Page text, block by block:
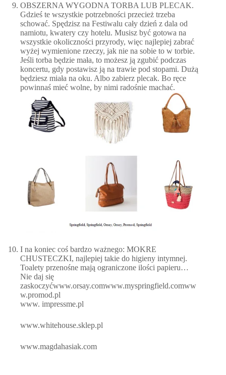
OBSZERNA WYGODNA TORBA LUB PLECAK.
Gdzieś te wszystkie potrzebności przecież trzeba
schować. Spędzisz na Festiwalu cały dzień z dala od
namiotu, kwatery czy hotelu. Musisz być gotowa na
wszystkie okoliczności przyrody, więc najlepiej zabrać
wyżej wymienione rzeczy, jak nie na sobie to w torbie.
Jeśli torba będzie mała, to możesz ją zgubić podczas
koncertu, gdy postawisz ją na trawie pod stopami. Dużą
będziesz miała na oku. Albo zabierz plecak. Bo ręce
powinnaś mieć wolne, by nimi radośnie machać.
I na koniec coś bardzo ważnego: MOKRE
CHUSTECZKI, najlepiej takie do higieny intymnej.
Toalety przenośne mają ograniczone ilości papieru…
Nie daj się
zaskoczyćwww.orsay.comwww.myspringfield.comww
w.promod.pl
www. impressme.pl
www.whitehouse.sklep.pl
www.magdahasiak.com